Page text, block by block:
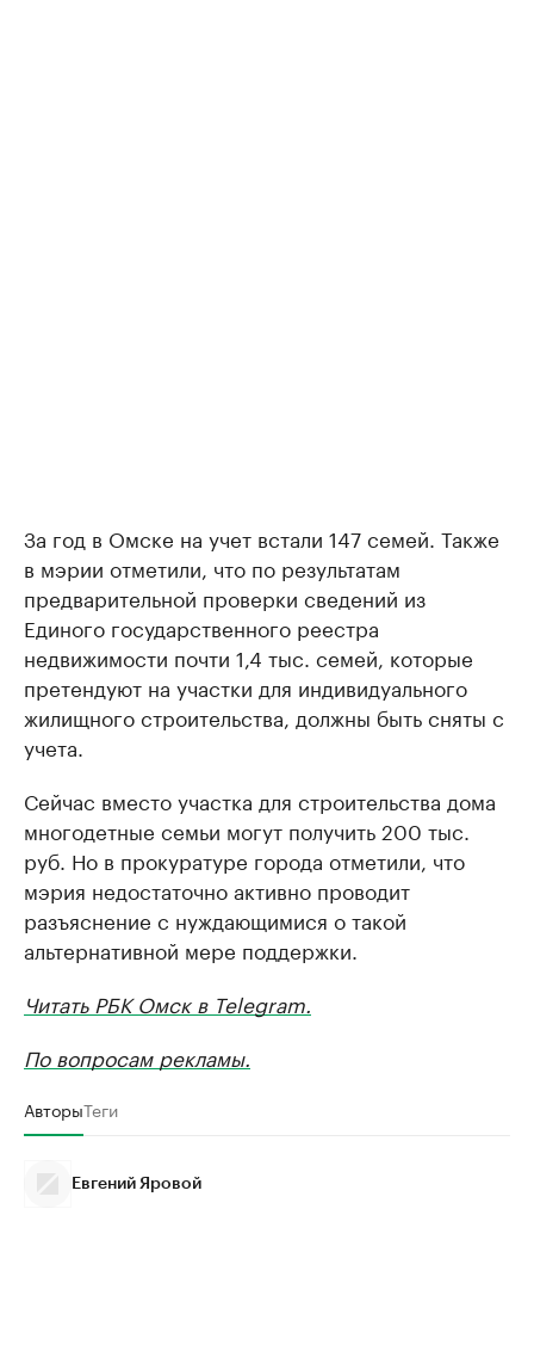
За год в Омске на учет встали 147 семей. Также
в мэрии отметили, что по результатам
предварительной проверки сведений из
Единого государственного реестра
недвижимости почти 1,4 тыс. семей, которые
претендуют на участки для индивидуального
жилищного строительства, должны быть сняты с
учета.
Сейчас вместо участка для строительства дома
многодетные семьи могут получить 200 тыс.
руб. Но в прокуратуре города отметили, что
мэрия недостаточно активно проводит
разъяснение с нуждающимися о такой
альтернативной мере поддержки.
Читать РБК Омск в Telegram.
По вопросам рекламы.
АвторыТеги
Евгений Яровой